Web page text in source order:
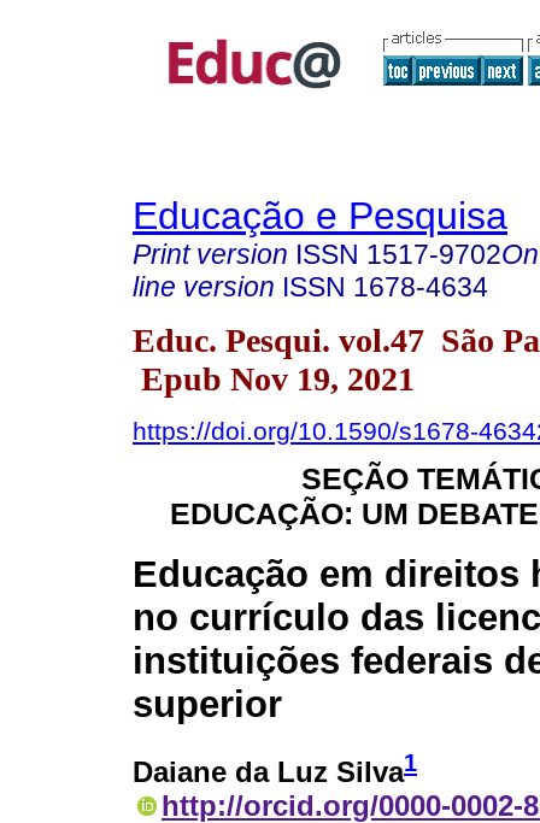
Educação e Pesquisa
Print version ISSN 1517-9702
line version ISSN 1678-4634
Educ. Pesqui. vol.47 São
Epub Nov 19, 2021
https://doi.org/10.1590/s1678-
SEÇÃO
EDUCAÇÃO: UM
Educação em direitos
no currículo das
instituições federais
superior
Daiane da Luz Silva1
http://orcid.org/0000-0002-